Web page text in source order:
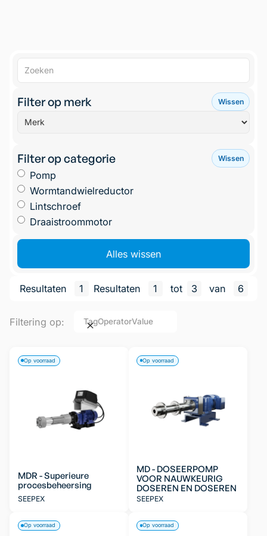
Filter op merk Wissen
Filter op categorie Wissen
Pomp
Wormtandwielreductor
Lintschroef
Draaistroommotor
Alles wissen
Resultaten 1 Resultaten 1 tot 3 van 6
Filtering op: TagOperatorValue
MDR - Superieure
procesbeheersing
SEEPEX
Op voorraad
MD - DOSEERPOMP
VOOR NAUWKEURIG
DOSEREN EN DOSEREN
SEEPEX
Op voorraad
Op voorraad Op voorraad